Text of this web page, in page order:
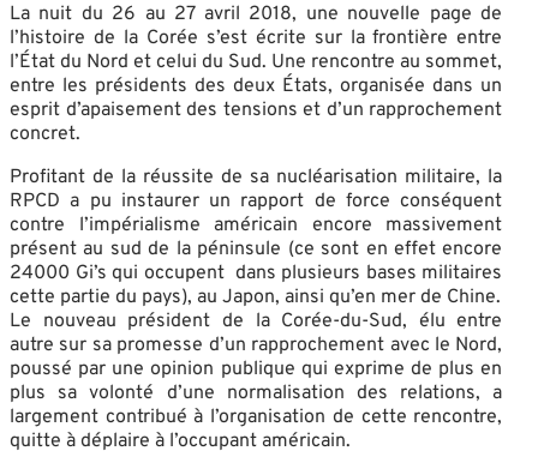
La nuit du 26 au 27 avril 2018, une nouvelle page de
l’histoire de la Corée s’est écrite sur la frontière entre
l’État du Nord et celui du Sud. Une rencontre au sommet,
entre les présidents des deux États, organisée dans un
esprit d’apaisement des tensions et d’un rapprochement
concret.
Profitant de la réussite de sa nucléarisation militaire, la
RPCD a pu instaurer un rapport de force conséquent
contre l’impérialisme américain encore massivement
présent au sud de la péninsule (ce sont en effet encore
24000 Gi’s qui occupent dans plusieurs bases militaires
cette partie du pays), au Japon, ainsi qu’en mer de Chine.
Le nouveau président de la Corée-du-Sud, élu entre
autre sur sa promesse d’un rapprochement avec le Nord,
poussé par une opinion publique qui exprime de plus en
plus sa volonté d’une normalisation des relations, a
largement contribué à l’organisation de cette rencontre,
quitte à déplaire à l’occupant américain.